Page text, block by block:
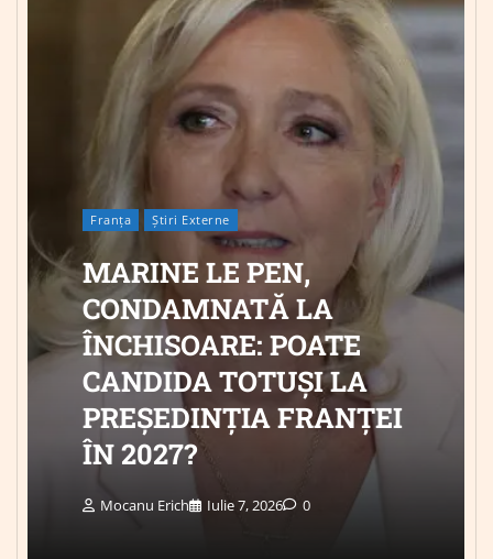
Franța Știri Externe
MARINE LE PEN,
CONDAMNATĂ LA
ÎNCHISOARE: POATE
CANDIDA TOTUȘI LA
PREȘEDINȚIA FRANȚEI
ÎN 2027?
Mocanu Erich Iulie 7, 2026 0